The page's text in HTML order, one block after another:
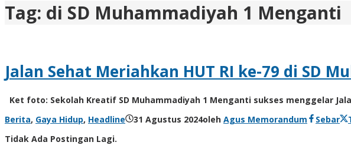
Tag: di SD Muhammadiyah 1 Menganti
Jalan Sehat Meriahkan HUT RI ke-79 di SD
Ket foto: Sekolah Kreatif SD Muhammadiyah 1 Menganti sukses menggelar
Berita, Gaya Hidup, Headline 31 Agustus 2024oleh Agus Memorandum Sebar
Tidak Ada Postingan Lagi.